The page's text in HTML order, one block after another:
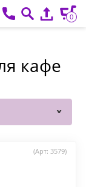
0
кафе
(Арт: 3579)